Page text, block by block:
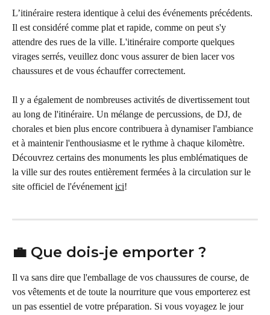
L’itinéraire restera identique à celui des événements précédents.
Il est considéré comme plat et rapide, comme on peut s'y
attendre des rues de la ville. L'itinéraire comporte quelques
virages serrés, veuillez donc vous assurer de bien lacer vos
chaussures et de vous échauffer correctement.
Il y a également de nombreuses activités de divertissement tout
au long de l'itinéraire. Un mélange de percussions, de DJ, de
chorales et bien plus encore contribuera à dynamiser l'ambiance
et à maintenir l'enthousiasme et le rythme à chaque kilomètre.
Découvrez certains des monuments les plus emblématiques de
la ville sur des routes entièrement fermées à la circulation sur le
site officiel de l'événement ici!
💼 Que dois-je emporter ?
Il va sans dire que l'emballage de vos chaussures de course, de
vos vêtements et de toute la nourriture que vous emporterez est
un pas essentiel de votre préparation. Si vous voyagez le jour